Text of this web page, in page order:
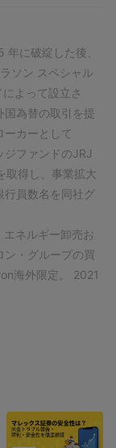
に破綻した後、
ソン スペシャル
よって設立さ
為替の取引を提
ーカーとして
ファンドのJRJ
取得し、事業拡大
行員数名を同社グ
ネルギー卸売お
ン・グループの買
海外限定。 2021
ライセンス番号
香港、ドバイ、
、ベルサイユ、
イリノイ州シャン
ージャージー州ク